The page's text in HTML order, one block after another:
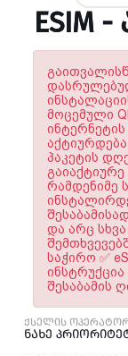
ESIM
მოცემული
ინტერნეტის
პაკეტის
რამდენიმე
და არც
საჭირო ✅
შესაბამის
ქსელის
ნახე